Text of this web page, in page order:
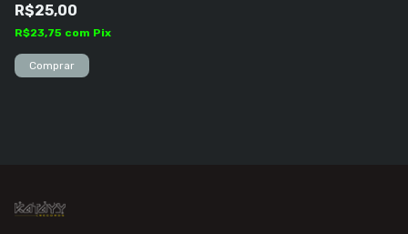
R$25,00
R$23,75 com Pix